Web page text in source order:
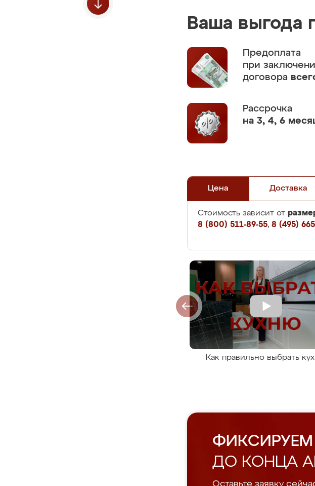
Ваша выгода
Предоплата
при
договора
Рассрочка
на 3, 4, 6
Цена Доставка
Стоимость зависит от
8 (800) 511-89-55, 8 (495)
Как правильно выбрать
ФИКСИРУЕМ
ДО КОНЦА
Оставьте заявку